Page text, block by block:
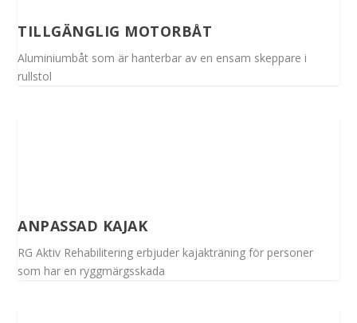
TILLGÄNGLIG MOTORBÅT
Aluminiumbåt som är hanterbar av en ensam skeppare i
rullstol
ANPASSAD KAJAK
RG Aktiv Rehabilitering erbjuder kajakträning för personer
som har en ryggmärgsskada